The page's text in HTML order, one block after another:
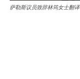
萨勒斯议员致辞林筠女士翻译